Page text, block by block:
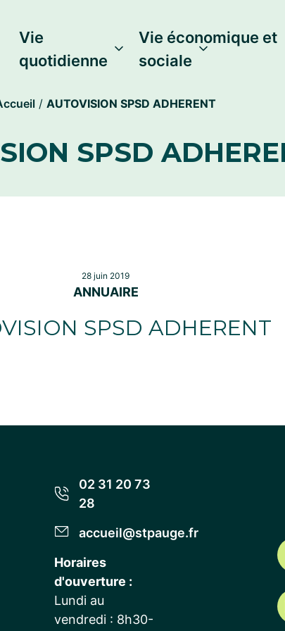
Vie
quotidienne
Vie économique et
sociale
/ AUTOVISION SPSD ADHERENT
SPSD
28 juin 2019
ANNUAIRE
SPSD ADHERENT
02 31 20 73
28
accueil@stpauge.fr
Horaires
d'ouverture :
Lundi au
vendredi : 8h30-